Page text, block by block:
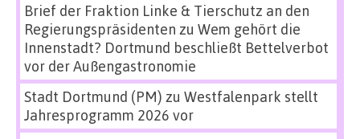
Brief der Fraktion Linke & Tierschutz an den
Regierungspräsidenten zu Wem gehört die
Innenstadt? Dortmund beschließt Bettelverbot
vor der Außengastronomie
Stadt Dortmund (PM) zu Westfalenpark stellt
Jahresprogramm 2026 vor